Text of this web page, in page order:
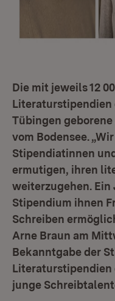
Die mit jeweils 12
Literaturstipendien
Tübingen
vom Bodensee.
Stipendiatinnen
ermutigen, ihren
weiterzugehen. Ein
Stipendium ihnen
Schreiben
Arne Braun am
Bekanntgabe der
Literaturstipendien
junge